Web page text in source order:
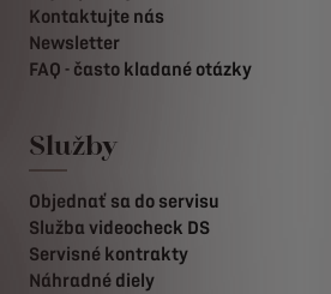
Kontaktujte nás
Newsletter
FAQ - často kladané otázky
Služby
Objednať sa do servisu
Služba videocheck DS
Servisné kontrakty
Náhradné diely